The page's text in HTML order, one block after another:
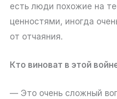
есть люди похожие на
ценностями, иногда
от отчаяния.
Кто виноват в этой
— Это очень сложный